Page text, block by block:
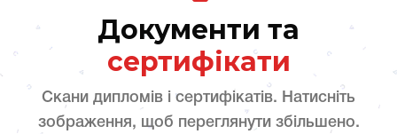
Документи та
сертифікати
Скани дипломів і сертифікатів. Натисніть
зображення, щоб переглянути збільшено.